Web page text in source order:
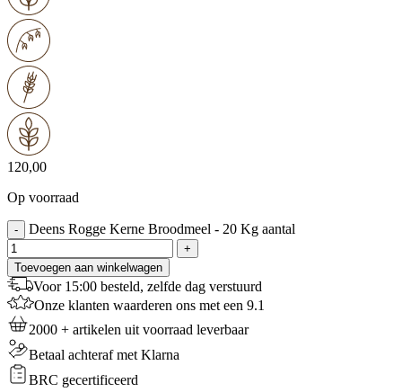
120,00
Op voorraad
- Deens Rogge Kerne Broodmeel - 20 Kg aantal
+
Toevoegen aan winkelwagen
Voor 15:00 besteld, zelfde dag verstuurd
Onze klanten waarderen ons met een 9.1
2000 + artikelen uit voorraad leverbaar
Betaal achteraf met Klarna
BRC gecertificeerd